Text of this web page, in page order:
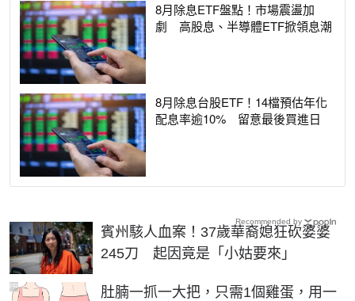
8月除息ETF盤點！市場震盪加
劇 高股息、半導體ETF掀領息潮
8月除息台股ETF！14檔預估年化
配息率逾10% 留意最後買進日
賓州駭人血案！37歲華裔媳狂砍婆婆
245刀 起因竟是「小姑要來」
肚腩一抓一大把，只需1個雞蛋，用一
PR
Recommended by